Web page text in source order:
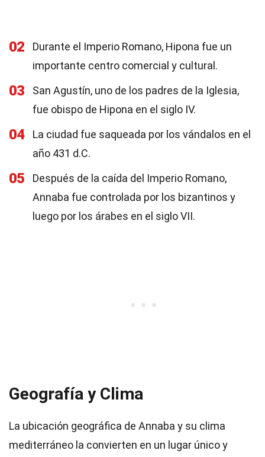
02
Durante el Imperio Romano, Hipona fue un
importante centro comercial y cultural.
03
San Agustín, uno de los padres de la Iglesia,
fue obispo de Hipona en el siglo IV.
04
La ciudad fue saqueada por los vándalos en el
año 431 d.C.
05
Después de la caída del Imperio Romano,
Annaba fue controlada por los bizantinos y
luego por los árabes en el siglo VII.
Geografía y Clima
La ubicación geográfica de Annaba y su clima
mediterráneo la convierten en un lugar único y